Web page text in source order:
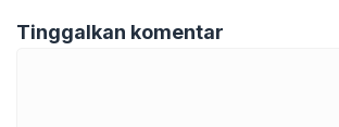
Tinggalkan komentar